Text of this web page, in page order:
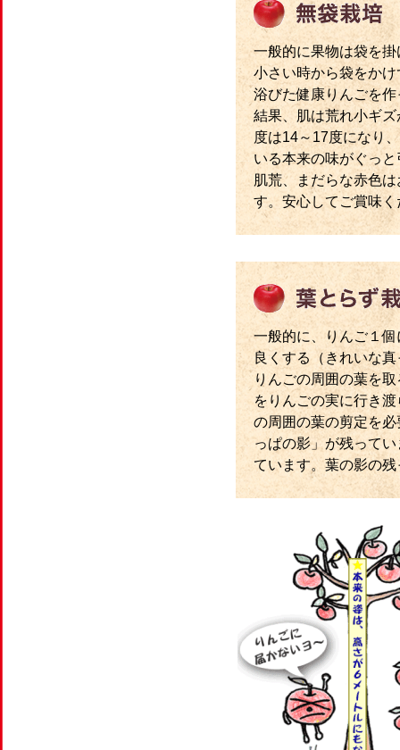
一般的に果物は袋を
小さい時から袋をか
浴びた健康りんごを
結果、肌は荒れ小ギ
度は14～17度になり
いる本来の味がぐっ
肌荒、まだらな赤色
す。安心してご賞味く
一般的に、りんご１
良くする（きれいな
りんごの周囲の葉を
をりんごの実に行き
の周囲の葉の剪定を
っぱの影」が残って
ています。葉の影の